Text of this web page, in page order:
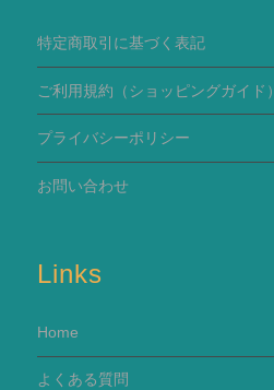
特定商取引に基づく表記
ご利用規約 （ショッピングガイド）
プライバシーポリシー
お問い合わせ
Links
Home
よくある質問